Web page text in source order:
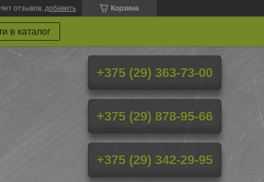
Корзина
отзывов, добавить
в каталог
+375 (29) 363-73-00
+375 (29) 878-95-66
+375 (29) 342-29-95